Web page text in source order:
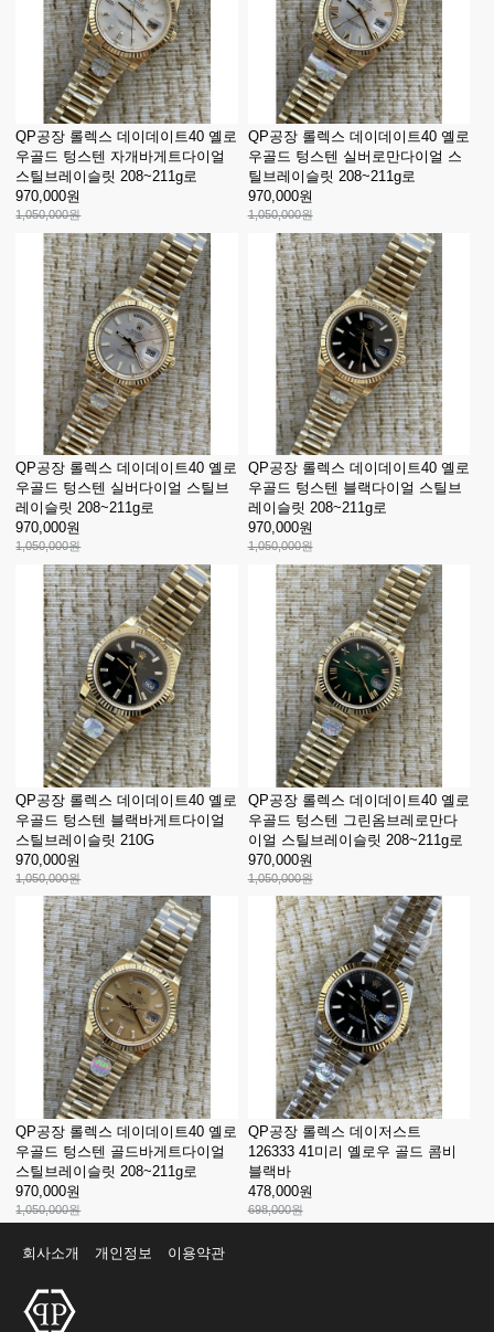
QP공장 롤렉스 데이데이트40 옐로
우골드 텅스텐 자개바게트다이얼
스틸브레이슬릿 208~211g로
970,000원
1,050,000원
QP공장 롤렉스 데이데이트40 옐로
우골드 텅스텐 실버로만다이얼 스
틸브레이슬릿 208~211g로
970,000원
1,050,000원
QP공장 롤렉스 데이데이트40 옐로
우골드 텅스텐 실버다이얼 스틸브
레이슬릿 208~211g로
970,000원
1,050,000원
QP공장 롤렉스 데이데이트40 옐로
우골드 텅스텐 블랙다이얼 스틸브
레이슬릿 208~211g로
970,000원
1,050,000원
QP공장 롤렉스 데이데이트40 옐로
우골드 텅스텐 블랙바게트다이얼
스틸브레이슬릿 210G
970,000원
1,050,000원
QP공장 롤렉스 데이데이트40 옐로
우골드 텅스텐 그린옴브레로만다
이얼 스틸브레이슬릿 208~211g로
970,000원
1,050,000원
QP공장 롤렉스 데이데이트40 옐로
우골드 텅스텐 골드바게트다이얼
스틸브레이슬릿 208~211g로
970,000원
1,050,000원
QP공장 롤렉스 데이저스트
126333 41미리 옐로우 골드 콤비
블랙바
478,000원
698,000원
회사소개 개인정보 이용약관